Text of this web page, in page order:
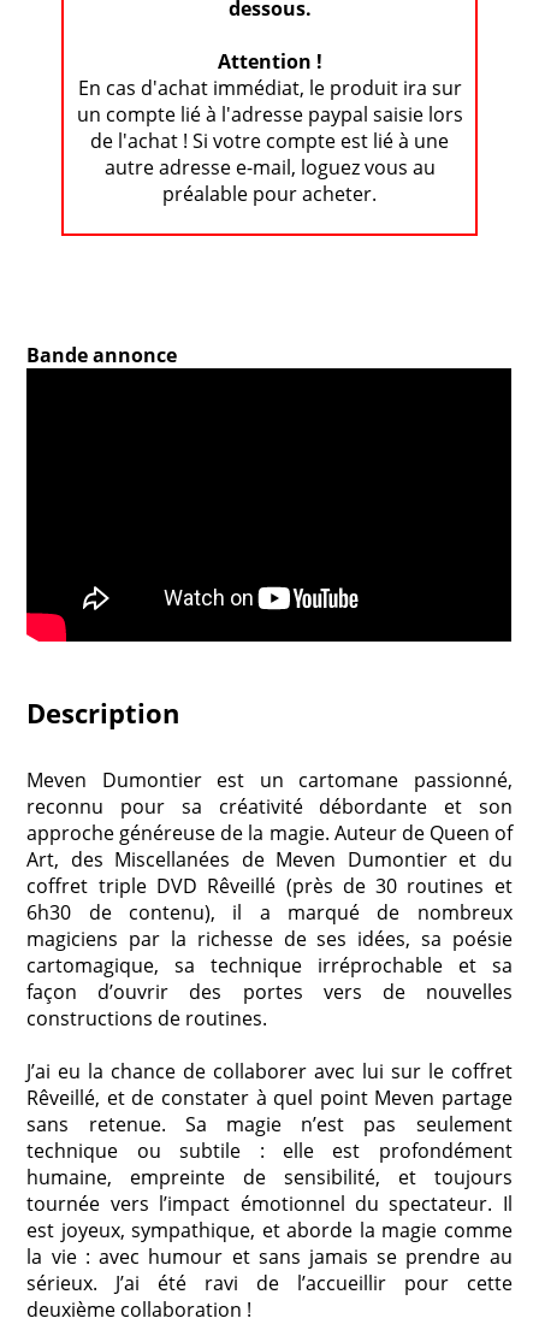
dessous.
Attention !
En cas d'achat immédiat, le produit ira sur
un compte lié à l'adresse paypal saisie lors
de l'achat ! Si votre compte est lié à une
autre adresse e-mail, loguez vous au
préalable pour acheter.
Bande annonce
Description
Meven Dumontier est un cartomane passionné,
reconnu pour sa créativité débordante et son
approche généreuse de la magie. Auteur de Queen of
Art, des Miscellanées de Meven Dumontier et du
coffret triple DVD Rêveillé (près de 30 routines et
6h30 de contenu), il a marqué de nombreux
magiciens par la richesse de ses idées, sa poésie
cartomagique, sa technique irréprochable et sa
façon d’ouvrir des portes vers de nouvelles
constructions de routines.
J’ai eu la chance de collaborer avec lui sur le coffret
Rêveillé, et de constater à quel point Meven partage
sans retenue. Sa magie n’est pas seulement
technique ou subtile : elle est profondément
humaine, empreinte de sensibilité, et toujours
tournée vers l’impact émotionnel du spectateur. Il
est joyeux, sympathique, et aborde la magie comme
la vie : avec humour et sans jamais se prendre au
sérieux. J’ai été ravi de l’accueillir pour cette
deuxième collaboration !